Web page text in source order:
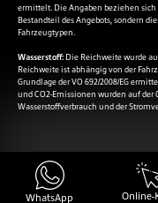
WhatsApp Online-
ermittelt. Die Angaben beziehen
Bestandteil des Angebots, sondern
Fahrzeugtypen.
Wasserstoff: Die Reichweite wurde
Reichweite ist abhängig von der
Grundlage der VO 692/2008/EG
und CO2-Emissionen wurden auf der
Wasserstoffverbrauch und der